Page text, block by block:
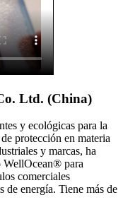
Ltd. (China)
y ecológicas para la
protección en materia
y marcas, ha
WellOcean® para
comerciales
de energía. Tiene más de